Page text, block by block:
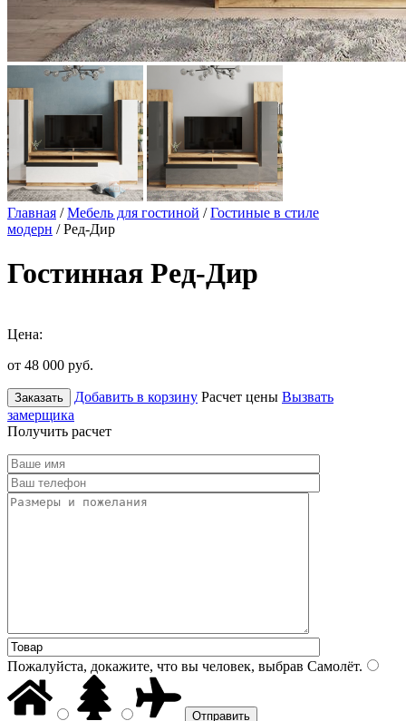
Главная /Мебель для гостиной /Гостиные в стиле
модерн / Ред-Дир
Гостинная Ред-Дир
Цена:
от 48 000 руб.
Заказать Добавить в корзину Расчет цены Вызвать
замерщика
Получить расчет
Пожалуйста, докажите, что вы человек, выбрав Самолёт.